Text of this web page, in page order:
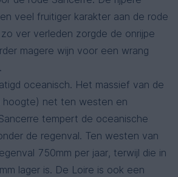
veel fruitiger karakter aan de rode
ver verleden zorgde de onrijpe
magere wijn voor een wrang
oceanisch. Het massief van de
hoogte) net ten westen en
tempert de oceanische
de regenval. Ten westen van
750mm per jaar, terwijl die in
lager is. De Loire is ook een